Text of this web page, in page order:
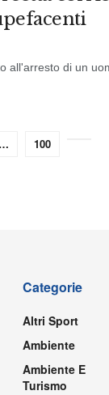
all'arresto di un
… 100
Categorie
Altri Sport
Ambiente
Ambiente E
Turismo